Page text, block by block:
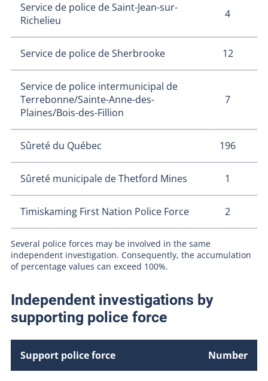
Service de police de Saint-Jean-sur-
Richelieu
4
Service de police de Sherbrooke 12
Service de police intermunicipal de
Terrebonne/Sainte-Anne-des-
Plaines/Bois-des-Fillion
7
Sûreté du Québec 196
Sûreté municipale de Thetford Mines 1
Timiskaming First Nation Police Force 2
Several police forces may be involved in the same
independent investigation. Consequently, the accumulation
of percentage values ​​can exceed 100%.
Independent investigations by
supporting police force
Support police force Number